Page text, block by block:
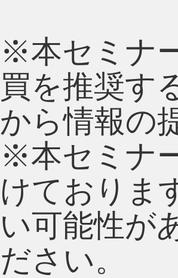
※本セミナ
買を推奨す
から情報の
※本セミナ
けておりま
い可能性が
ださい。